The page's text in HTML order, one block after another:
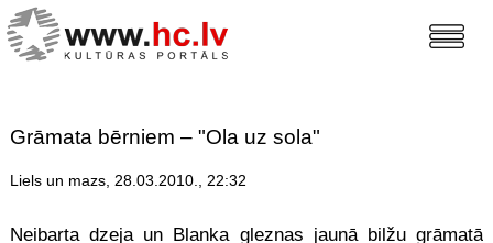
Grāmata bērniem – "Ola uz sola"
Liels un mazs, 28.03.2010., 22:32
Neibarta dzeja un Blanka gleznas jaunā bilžu grāmatā